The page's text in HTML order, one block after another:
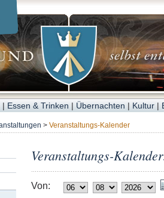
| Essen & Trinken | Übernachten | Kultur |
> Veranstaltungs-Kalender
Veranstaltungs-
Von: